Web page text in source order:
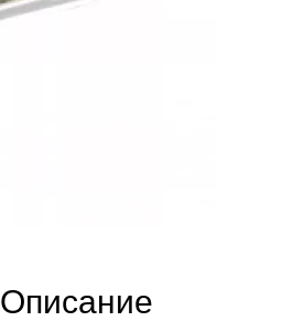
Описание